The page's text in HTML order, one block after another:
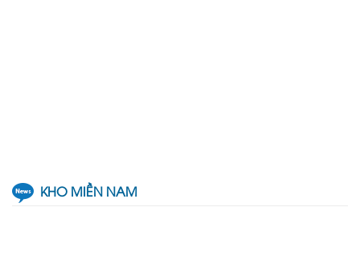
KHO MIỀN NAM